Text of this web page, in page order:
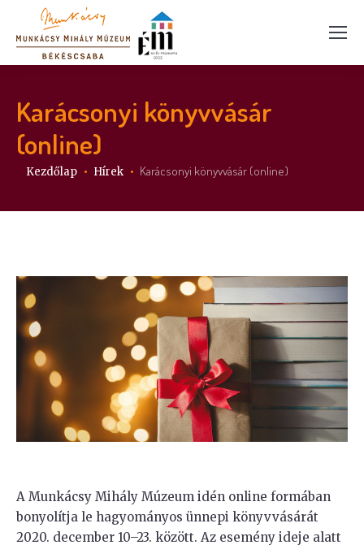
Karácsonyi könyvvásár
(online)
Itt vagy:
Kezdőlap Hírek Karácsonyi könyvvásár (online)
A Munkácsy Mihály Múzeum idén online formában
bonyolítja le hagyományos ünnepi könyvvásárát
2020. december 10–23. között. Az esemény ideje alatt